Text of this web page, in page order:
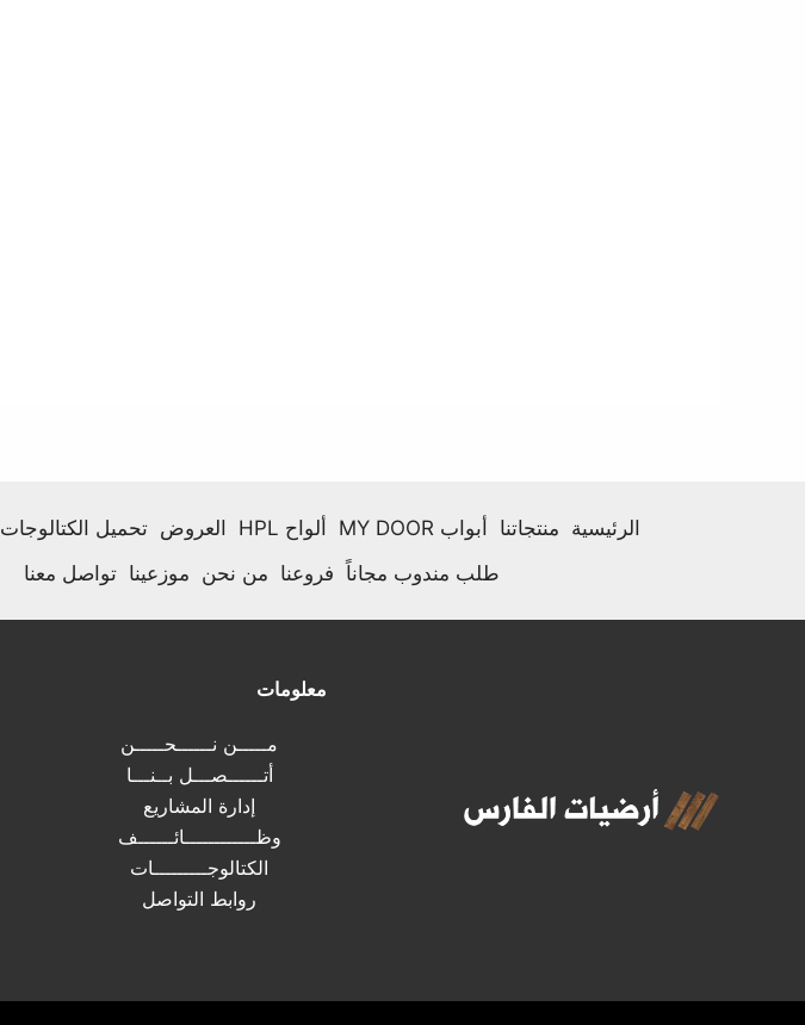
الرئيسية منتجاتنا أبواب MY DOOR ألواح HPL العروض تحميل الكتالوجات
طلب مندوب مجاناً فروعنا من نحن موزعينا تواصل معنا
معلومات
مـــــن نــــــحـــــن
أتــــــصـــل بــنـــا
إدارة المشاريع
وظــــــــــــائــــــف
الكتالوجـــــــــات
روابط التواصل